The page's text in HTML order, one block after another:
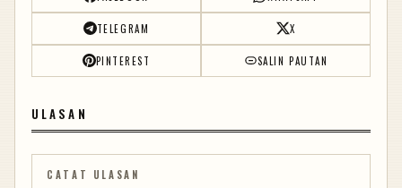
TELEGRAM X
PINTEREST SALIN PAUTAN
ULASAN
CATAT ULASAN